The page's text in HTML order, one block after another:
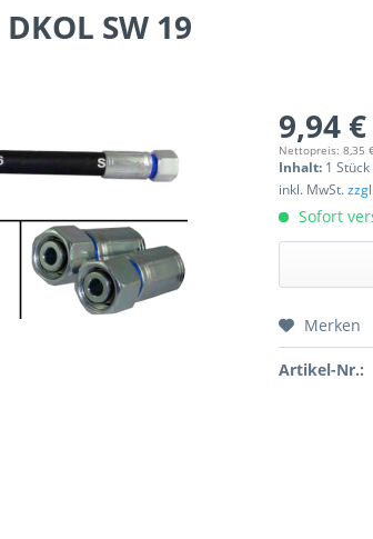
SW 19
9,94
Nettopreis: 8,35
Inhalt: 1 Stück
inkl. MwSt.
Sofort
Preis
Merken
Artikel-Nr.: